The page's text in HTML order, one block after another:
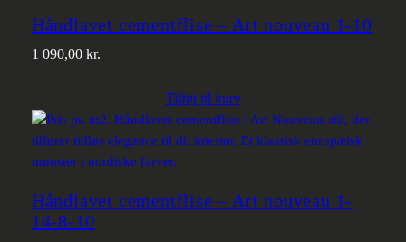
Håndlavet cementflise – Art nouveau 1-10
1 090,00 kr.
Tilføj til kurv
Håndlavet cementflise – Art nouveau 1-
14-8-10